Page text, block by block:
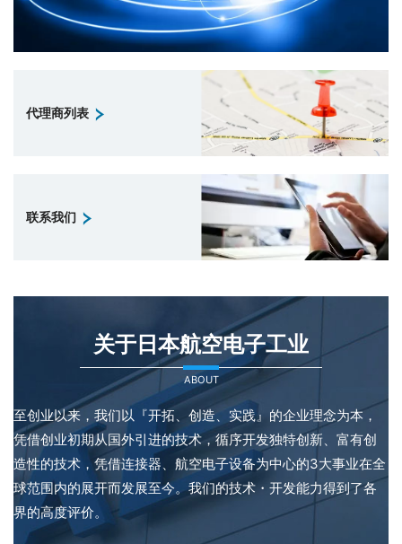
代理商列表
联系我们
关于日本航空电子工业
ABOUT
至创业以来，我们以『开拓、创造、实践』的企业理念为本，
凭借创业初期从国外引进的技术，循序开发独特创新、富有创
造性的技术，凭借连接器、航空电子设备为中心的3大事业在全
球范围内的展开而发展至今。我们的技术・开发能力得到了各
界的高度评价。